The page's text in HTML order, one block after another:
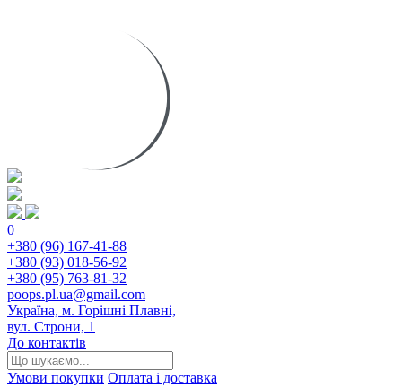
0
+380 (96) 167-41-88
+380 (93) 018-56-92
+380 (95) 763-81-32
poops.pl.ua@gmail.com
Україна, м. Горішні Плавні,
вул. Строни, 1
До контактів
Умови покупки Оплата і доставка